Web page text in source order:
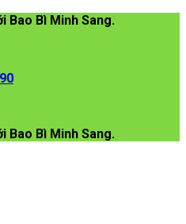
Bao Bì Minh Sang.
Bao Bì Minh Sang.